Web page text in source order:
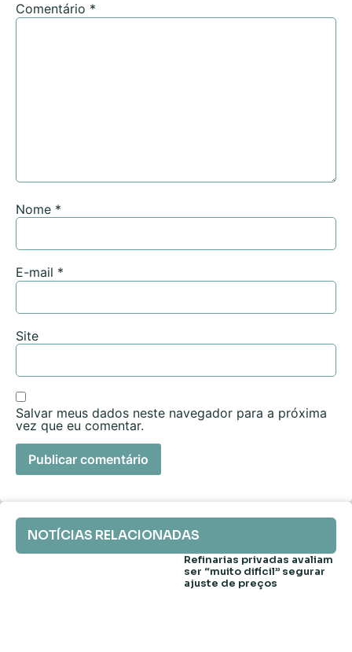
Comentário *
Nome *
E-mail *
Site
Salvar meus dados neste navegador para a próxima
vez que eu comentar.
NOTÍCIAS RELACIONADAS
Refinarias privadas avaliam
ser “muito difícil” segurar
ajuste de preços